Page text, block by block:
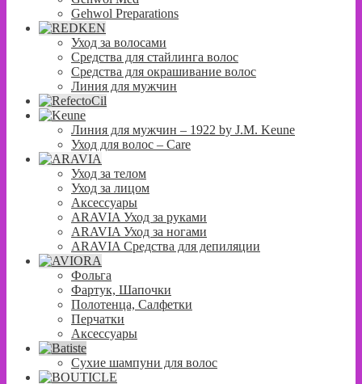
Gehwol Preparations
Уход за волосами
Средства для стайлинга волос
Средства для окрашивание волос
Линия для мужчин
Линия для мужчин – 1922 by J.M. Keune
Уход для волос – Сare
Уход за телом
Уход за лицом
Аксессуары
ARAVIA Уход за руками
ARAVIA Уход за ногами
ARAVIA Средства для депиляции
Фольга
Фартук, Шапочки
Полотенца, Салфетки
Перчатки
Аксессуары
Сухие шампуни для волос